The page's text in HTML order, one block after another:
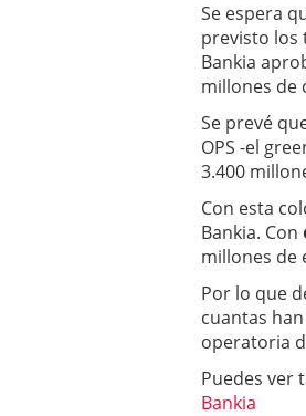
Se espera
previsto los
Bankia
millones de
Se prevé
OPS -el
3.400
Con esta
Bankia. Con
millones de
Por lo que
cuantas
operatoria
Puedes ver
Bankia